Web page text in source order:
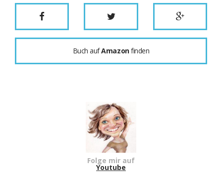
Buch aufAmazonfinden
Folge mir auf
Youtube